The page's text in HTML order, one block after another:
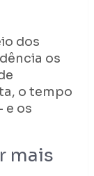
dos
os
o tempo
e os
mais